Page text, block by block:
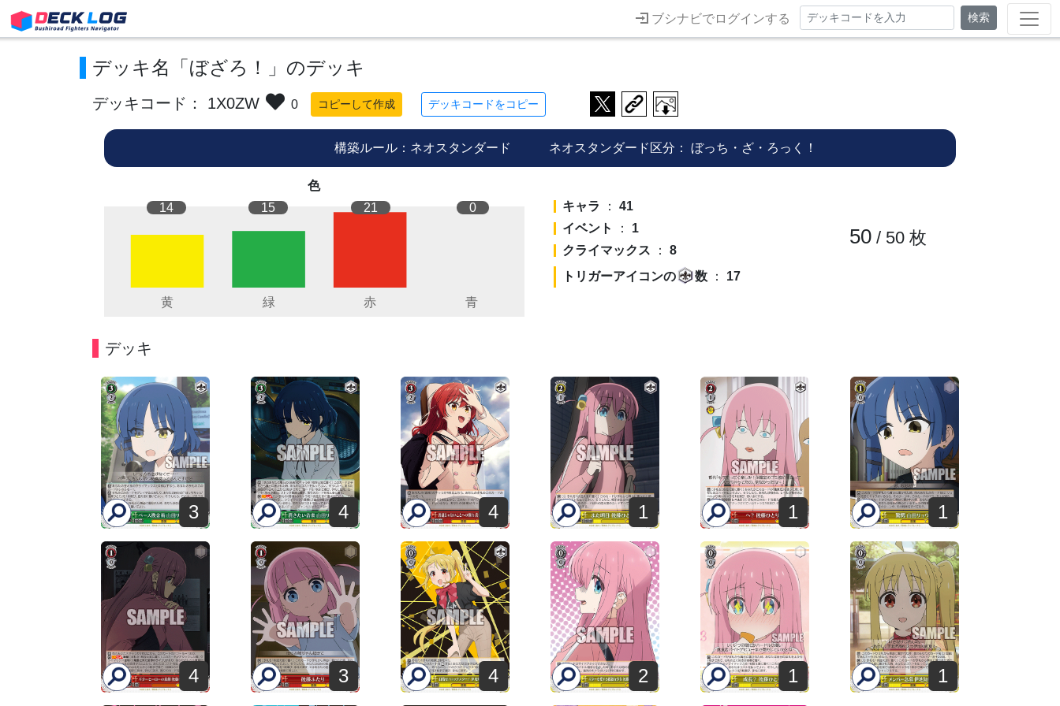
ブシナビでログインする 検索
デッキ名「ぼざろ！」のデッキ
デッキコード： 1X0ZW 0 コピーして作成 デッキコードをコピー
構築ルール：ネオスタンダード ネオスタンダード区分： ぼっち・ざ・ろっく！
色
14
15 21 0 キャラ ： 41
イベント
： 1
クライマックス ： 8
トリガーアイコンの
数： 17
50/ 50枚
デッキ
3 4 4 1 1 1
4 3 4 2 1 1